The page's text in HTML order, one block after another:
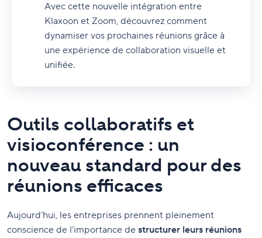
Avec cette nouvelle intégration entre
Klaxoon et Zoom, découvrez comment
dynamiser vos prochaines réunions grâce à
une expérience de collaboration visuelle et
unifiée.
Outils collaboratifs et
visioconférence : un
nouveau standard pour des
réunions efficaces
Aujourd’hui, les entreprises prennent pleinement
conscience de l’importance de structurer leurs réunions